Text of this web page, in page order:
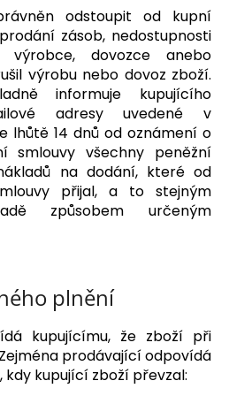
odstoupit od kupní
zásob, nedostupnosti
výrobce, dovozce anebo
výrobu nebo dovoz zboží.
informuje kupujícího
adresy uvedené v
lhůtě 14 dnů od oznámení o
smlouvy všechny peněžní
na dodání, které od
přijal, a to stejným
způsobem určeným
plnění
kupujícímu, že zboží při
prodávající odpovídá
kdy kupující zboží převzal: